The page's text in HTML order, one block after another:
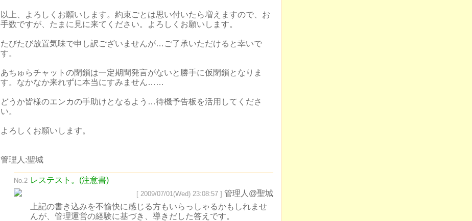
以上、よろしくお願いします。約束ごとは思い付いたら増えますので、お
手数ですが、たまに見に来てください。よろしくお願いします。
たびたび放置気味で申し訳ございませんが…ご了承いただけると幸いで
す。
あちゅらチャットの閉鎖は一定期間発言がないと勝手に仮閉鎖となりま
す。なかなか来れずに本当にすみません……
どうか皆様のエンカの手助けとなるよう…待機予告板を活用してくださ
い。
よろしくお願いします。
管理人:聖城
No.2 レステスト。(注意書)
[ 2009/07/01(Wed) 23:08:57 ] 管理人@聖城
上記の書き込みを不愉快に感じる方もいらっしゃるかもしれませ
んが、管理運営の経験に基づき、導きだした答えです。